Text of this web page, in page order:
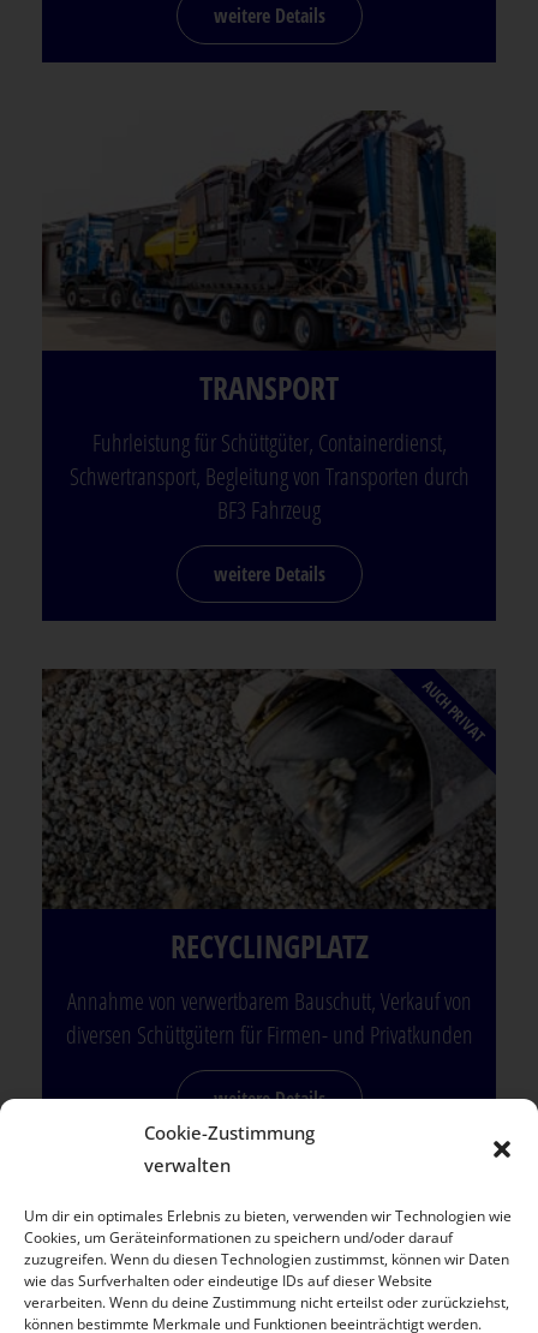
Cookie-Zustimmung
verwalten
Um dir ein optimales Erlebnis zu bieten, verwenden wir Technologien wie
Cookies, um Geräteinformationen zu speichern und/oder darauf
zuzugreifen. Wenn du diesen Technologien zustimmst, können wir Daten
wie das Surfverhalten oder eindeutige IDs auf dieser Website
verarbeiten. Wenn du deine Zustimmung nicht erteilst oder zurückziehst,
können bestimmte Merkmale und Funktionen beeinträchtigt werden.
weitere Details
TRANSPORT
Fuhrleistung für Schüttgüter, Containerdienst,
Schwertransport, Begleitung von Transporten durch
BF3 Fahrzeug
weitere Details
RECYCLING­PLATZ
Annahme von verwertbarem Bauschutt, Verkauf von
diversen Schüttgütern für Firmen- und Privatkunden
weitere Details
AUCH PRIVAT